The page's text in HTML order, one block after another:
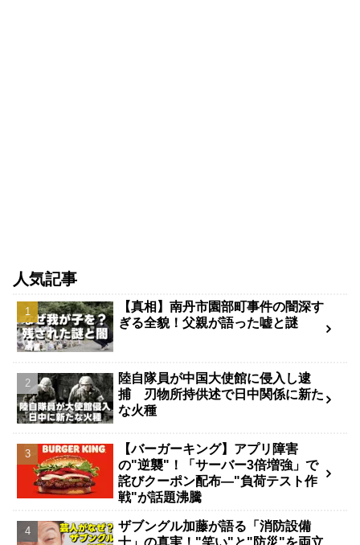
人気記事
【真相】南丹市園部町事件の闇深す
ぎる全貌！父親が語った嘘と謎
陸自隊員が中国大使館に侵入し逮
捕 刃物所持供述で日中関係に新た
な火種
【バーガーキング】アプリ障害
の"逆襲"！「サーバー3倍増強」で
詫びクーポン配布—"負荷テスト作
戦"が話題沸騰
ザブングル加藤が語る「消防設備